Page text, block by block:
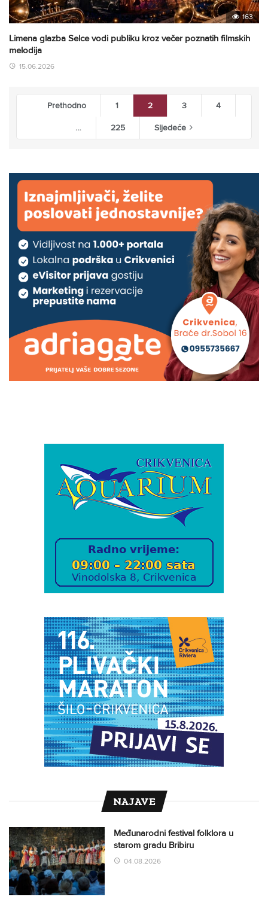
163
Limena glazba Selce vodi publiku kroz večer poznatih filmskih
melodija
15.06.2026
Prethodno 1 2 3 4
… 225 Sljedeće
NAJAVE
Međunarodni festival folklora u
starom gradu Bribiru
04.08.2026